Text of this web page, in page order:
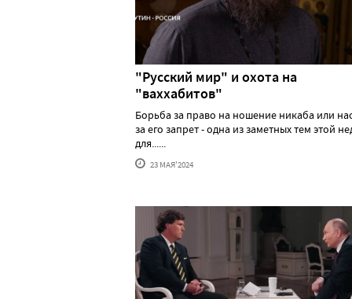
"Русский мир" и охота на
"ваххабитов"
Борьба за право на ношение никаба или
за его запрет - одна из заметных тем этой
для......
23 МАЯ'2024